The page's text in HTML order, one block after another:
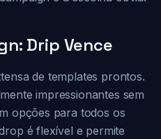
Drip Vence
de templates prontos.
impressionantes sem
opções para todos os
é flexível e permite